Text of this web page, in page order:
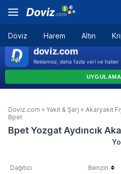
Döviz Harem Altın
Doviz.com » Yakıt & Şarj » Akaryakıt
Bpet
Bpet Yozgat Aydıncık
Dağıtıcı Benzin